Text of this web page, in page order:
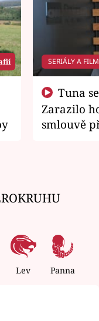
SERIÁLY A
Zarazilo
smlouvě
Lev Panna